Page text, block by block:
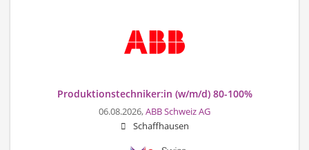
Produktionstechniker:in (w/m/d) 80-100%
06.08.2026,ABB Schweiz AG
Schaffhausen